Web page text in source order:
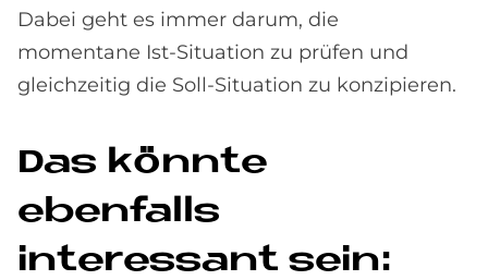
Dabei geht es immer darum, die
momentane Ist-Situation zu prüfen und
gleichzeitig die Soll-Situation zu konzipieren.
Das könnte
ebenfalls
interessant sein: